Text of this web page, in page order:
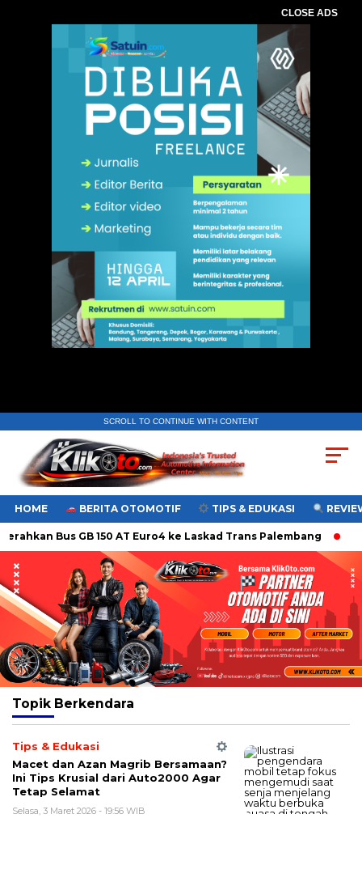
CLOSE ADS
SCROLL TO CONTINUE WITH CONTENT
HOME BERITA OTOMOTIF TIPS & EDUKASI
Bus GB 150 AT Euro4 ke Laskad Trans Palembang
Topik Berkendara
Tips & Edukasi
Macet dan Azan Magrib Bersamaan?
Ini Tips Krusial dari Auto2000 Agar
Tetap Selamat
Selasa, 3 Maret 2026 - 19:56 WIB